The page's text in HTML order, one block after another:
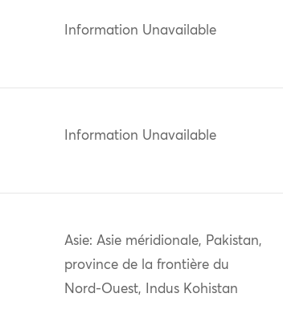
Information Unavailable
Information Unavailable
Asie: Asie méridionale, Pakistan,
province de la frontière du
Nord-Ouest, Indus Kohistan